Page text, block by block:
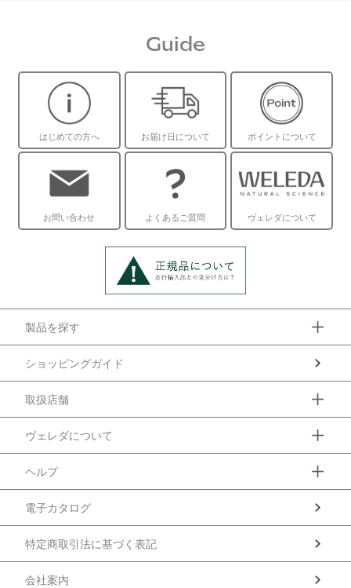
Guide
はじめての方へ お届け日について ポイントについて
お問い合わせ よくあるご質問 ヴェレダについて
製品を探す
ショッピングガイド
取扱店舗
ヴェレダについて
ヘルプ
電子カタログ
特定商取引法に基づく表記
会社案内